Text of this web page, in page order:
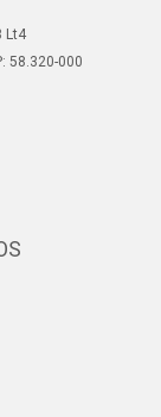
Lt4
58.320-000